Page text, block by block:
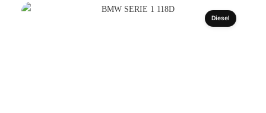
Diesel